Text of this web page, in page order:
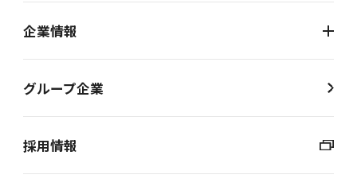
企業情報
グループ企業
採用情報